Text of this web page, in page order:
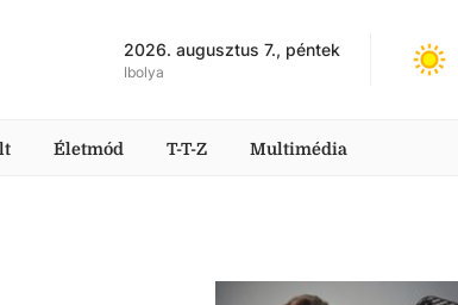
2026. augusztus 7., péntek
Ibolya
Életmód T-T-Z Multimédia